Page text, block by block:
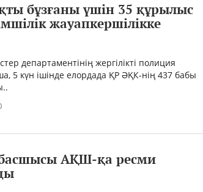
бұзғаны үшін 35 құрылыс
жауапкершілікке
департаментінің жергілікті полиция
5 күн ішінде елордада ҚР ӘҚК-нің 437 бабы
басшысы АҚШ-қа ресми